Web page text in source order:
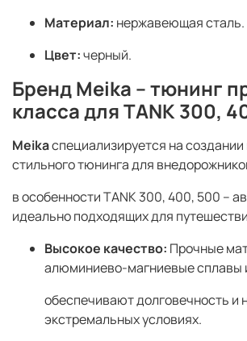
Материал: нержавеющая сталь.
Цвет:черный.
Бренд Meika – тюнинг
класса для TANK 300,
Meikaспециализируется на создании
стильного тюнинга для
в особенности TANK 300, 400, 500 –
идеально подходящих для
Высокое качество: Прочные
алюминиево-магниевые сплавы
обеспечивают долговечность и
экстремальных условиях.